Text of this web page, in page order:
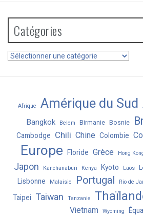
Catégories
Catégories
Afrique Amérique du Sud
Bangkok Belem Birmanie Bosnie
Cambodge Chili Chine Colombie
Europe Floride Grèce Hong
Japon
Kanchanaburi Kenya Kyoto Laos
Lisbonne Malaisie Portugal Rio de
Taipei
Taiwan Tanzanie
Vietnam Wyoming